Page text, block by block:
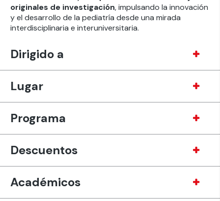
originales de investigación, impulsando la innovación
y el desarrollo de la pediatría desde una mirada
interdisciplinaria e interuniversitaria.
Dirigido a
Lugar
Programa
Descuentos
Académicos